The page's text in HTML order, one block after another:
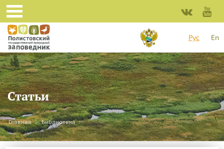
Рус En
Статьи
Вы
здесь
Главная » Библиотека